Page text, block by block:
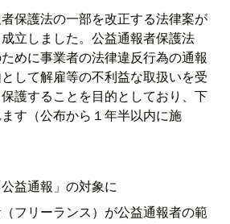
保護法の一部を改正する法律案が
立しました。公益通報者保護法
めに事業者の法律違反行為の通報
して解雇等の不利益な取扱いを受
護することを目的としており、下
す（公布から１年半以内に施
益通報」の対象に
フリーランス）が公益通報者の範